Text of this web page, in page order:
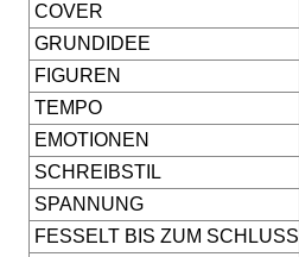
COVER
GRUNDIDEE
FIGUREN
TEMPO
EMOTIONEN
SCHREIBSTIL
SPANNUNG
FESSELT BIS ZUM SCHLUSS